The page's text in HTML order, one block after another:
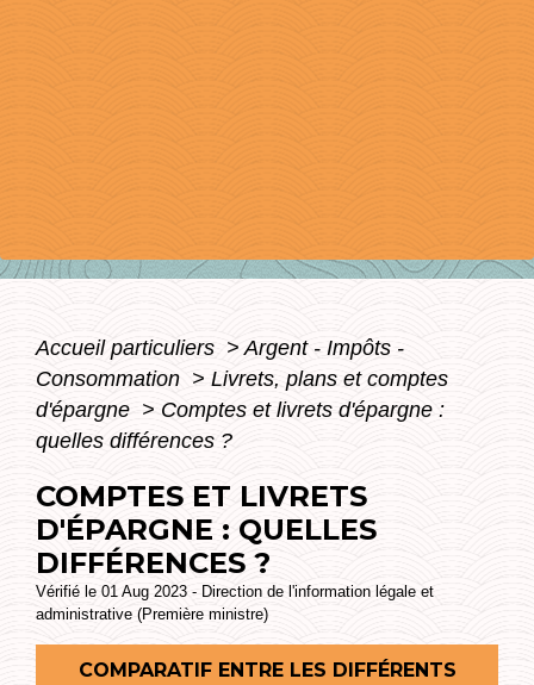
Accueil particuliers > Argent - Impôts -
Consommation > Livrets, plans et comptes
d'épargne > Comptes et livrets d'épargne :
quelles différences ?
COMPTES ET LIVRETS
D'ÉPARGNE : QUELLES
DIFFÉRENCES ?
Vérifié le 01 Aug 2023 - Direction de l'information légale et
administrative (Première ministre)
COMPARATIF ENTRE LES DIFFÉRENTS